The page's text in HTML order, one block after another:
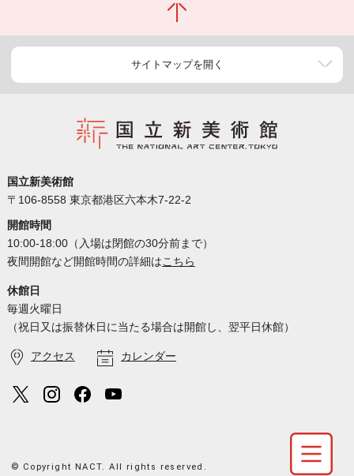
サイトマップを開く
国立新美術館
〒106-8558 東京都港区六本木7-22-2
開館時間
10:00-18:00（入場は閉館の30分前まで）
夜間開館など開館時間の詳細はこちら
休館日
毎週火曜日
（祝日又は振替休日に当たる場合は開館し、翌平日休館）
アクセス カレンダー
© Copyright NACT. All rights reserved.